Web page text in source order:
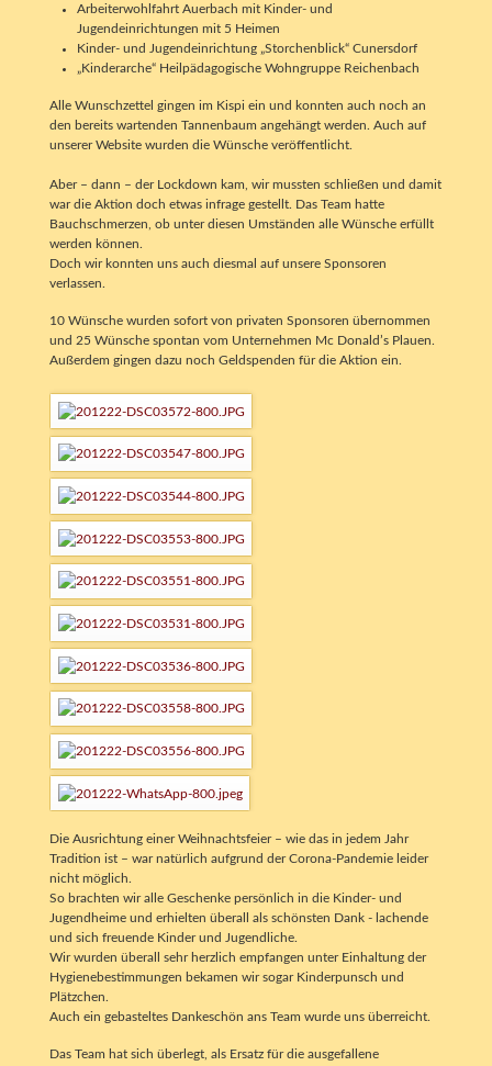
Arbeiterwohlfahrt Auerbach mit Kinder- und
Jugendeinrichtungen mit 5 Heimen
Kinder- und Jugendeinrichtung „Storchenblick“ Cunersdorf
„Kinderarche“ Heilpädagogische Wohngruppe Reichenbach
Alle Wunschzettel gingen im Kispi ein und konnten auch noch an
den bereits wartenden Tannenbaum angehängt werden. Auch auf
unserer Website wurden die Wünsche veröffentlicht.
Aber – dann – der Lockdown kam, wir mussten schließen und damit
war die Aktion doch etwas infrage gestellt. Das Team hatte
Bauchschmerzen, ob unter diesen Umständen alle Wünsche erfüllt
werden können.
Doch wir konnten uns auch diesmal auf unsere Sponsoren
verlassen.
10 Wünsche wurden sofort von privaten Sponsoren übernommen
und 25 Wünsche spontan vom Unternehmen Mc Donald’s Plauen.
Außerdem gingen dazu noch Geldspenden für die Aktion ein.
Die Ausrichtung einer Weihnachtsfeier – wie das in jedem Jahr
Tradition ist – war natürlich aufgrund der Corona-Pandemie leider
nicht möglich.
So brachten wir alle Geschenke persönlich in die Kinder- und
Jugendheime und erhielten überall als schönsten Dank - lachende
und sich freuende Kinder und Jugendliche.
Wir wurden überall sehr herzlich empfangen unter Einhaltung der
Hygienebestimmungen bekamen wir sogar Kinderpunsch und
Plätzchen.
Auch ein gebasteltes Dankeschön ans Team wurde uns überreicht.
Das Team hat sich überlegt, als Ersatz für die ausgefallene